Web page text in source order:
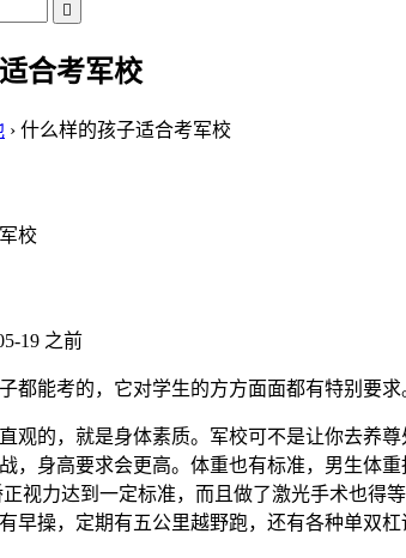

合考军校
› 什么样的孩子适合考军校
校
19 之前
都能考的，它对学生的方方面面都有特别要
观的，就是身体素质。军校可不是让你去养
，身高要求会更高。体重也有标准，男生体
视力达到一定标准，而且做了激光手术也得
早操，定期有五公里越野跑，还有各种单双